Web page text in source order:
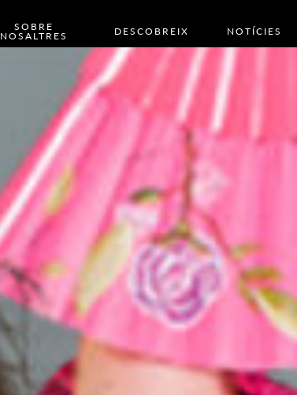
SOBRE
NOSALTRES DESCOBREIX NOTÍCIES